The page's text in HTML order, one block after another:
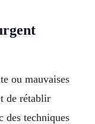
ou mauvaises
de rétablir
des techniques